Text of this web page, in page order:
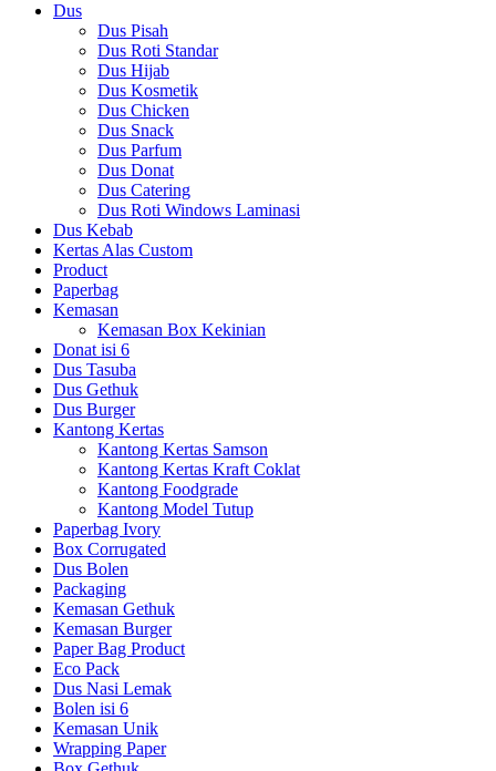
Dus
Dus Pisah
Dus Roti Standar
Dus Hijab
Dus Kosmetik
Dus Chicken
Dus Snack
Dus Parfum
Dus Donat
Dus Catering
Dus Roti Windows Laminasi
Dus Kebab
Kertas Alas Custom
Product
Paperbag
Kemasan
Kemasan Box Kekinian
Donat isi 6
Dus Tasuba
Dus Gethuk
Dus Burger
Kantong Kertas
Kantong Kertas Samson
Kantong Kertas Kraft Coklat
Kantong Foodgrade
Kantong Model Tutup
Paperbag Ivory
Box Corrugated
Dus Bolen
Packaging
Kemasan Gethuk
Kemasan Burger
Paper Bag Product
Eco Pack
Dus Nasi Lemak
Bolen isi 6
Kemasan Unik
Wrapping Paper